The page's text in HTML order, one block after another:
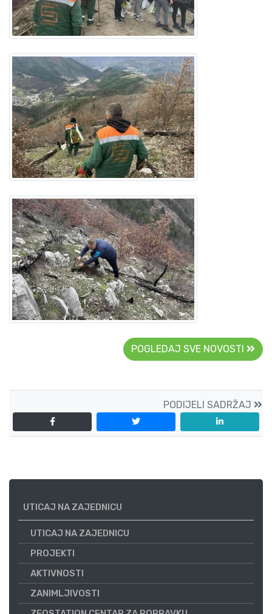
POGLEDAJ SVE NOVOSTI
PODIJELI SADRŽAJ
UTICAJ NA ZAJEDNICU
UTICAJ NA ZAJEDNICU
PROJEKTI
AKTIVNOSTI
ZANIMLJIVOSTI